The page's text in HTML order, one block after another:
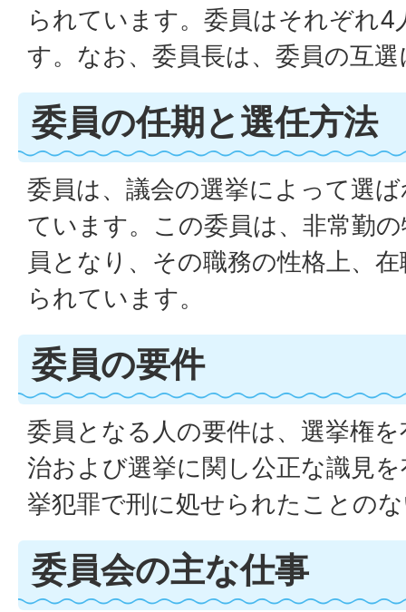
られています。委員はそれぞれ
す。なお、委員長は、委員の互
委員の任期と選任方法
委員は、議会の選挙によって選
ています。この委員は、非常勤
員となり、その職務の性格上、
られています。
委員の要件
委員となる人の要件は、選挙権
治および選挙に関し公正な識見
挙犯罪で刑に処せられたことの
委員会の主な仕事